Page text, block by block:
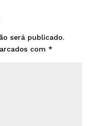
será publicado.
com *